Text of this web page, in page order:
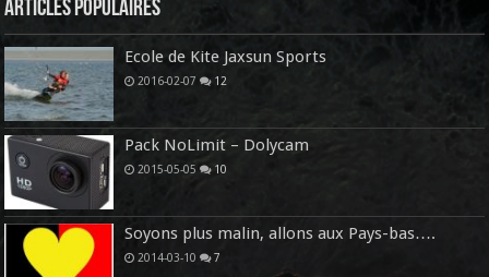
Articles Populaires
Ecole de Kite Jaxsun Sports
2016-02-07 12
Pack NoLimit – Dolycam
2015-05-05 10
Soyons plus malin, allons aux Pays-bas….
2014-03-10 7